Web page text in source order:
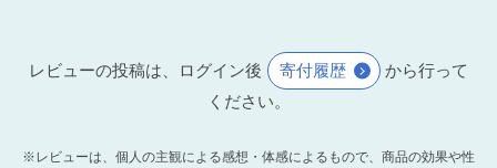
レビューの投稿は、ログイン後 寄付履歴
から行って
ください。
※レビューは、個人の主観による感想・体感によるもので、商品の効果や性